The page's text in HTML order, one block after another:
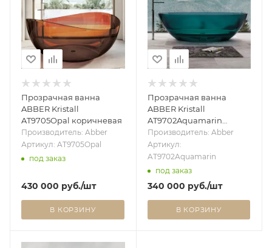
Прозрачная ванна
ABBER Kristall
AT9705Opal коричневая
Производитель: Abber
Артикул: AT9705Opal
под заказ
430 000 руб./шт
В КОРЗИНУ
Прозрачная ванна
ABBER Kristall
AT9702Aquamarin
бирюзовая
Производитель: Abber
Артикул:
AT9702Aquamarin
под заказ
340 000 руб./шт
В КОРЗИНУ